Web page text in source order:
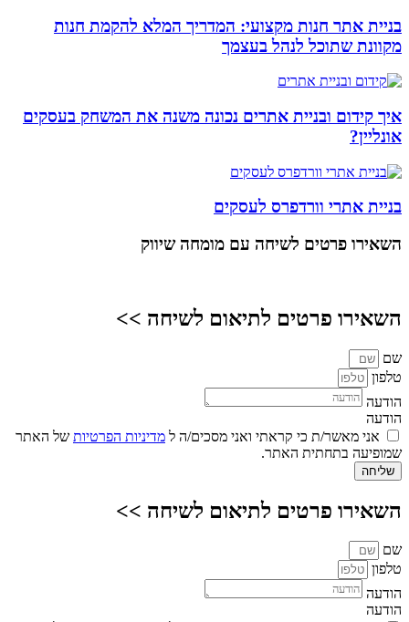
בניית אתר חנות מקצועי: המדריך המלא להקמת חנות
מקוונת שתוכל לנהל בעצמך
איך קידום ובניית אתרים נכונה משנה את המשחק בעסקים
אונליין?
בניית אתרי וורדפרס לעסקים
השאירו פרטים לשיחה עם מומחה שיווק
השאירו פרטים לתיאום לשיחה >>
שם
טלפון
הודעה
הודעה
אני מאשר/ת כי קראתי ואני מסכים/ה ל מדיניות הפרטיות של האתר
שמופיעה בתחתית האתר.
שליחה
השאירו פרטים לתיאום לשיחה >>
שם
טלפון
הודעה
הודעה